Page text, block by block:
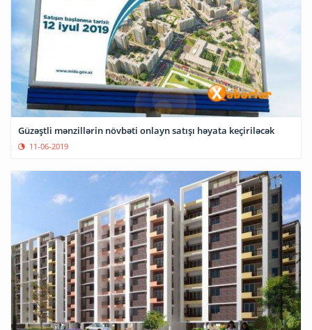
Güzəştli mənzillərin növbəti onlayn satışı həyata keçiriləcək
11-06-2019